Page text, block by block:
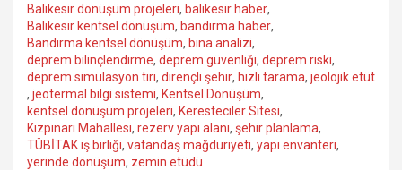
Balıkesir dönüşüm projeleri, balıkesir haber,
Balıkesir kentsel dönüşüm, bandırma haber,
Bandırma kentsel dönüşüm, bina analizi,
deprem bilinçlendirme, deprem güvenliği, deprem riski,
deprem simülasyon tırı, dirençli şehir, hızlı tarama, jeolojik etüt
, jeotermal bilgi sistemi, Kentsel Dönüşüm,
kentsel dönüşüm projeleri, Keresteciler Sitesi,
Kızpınarı Mahallesi, rezerv yapı alanı, şehir planlama,
TÜBİTAK iş birliği, vatandaş mağduriyeti, yapı envanteri,
yerinde dönüşüm, zemin etüdü